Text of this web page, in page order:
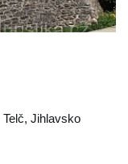
Telč, Jihlavsko